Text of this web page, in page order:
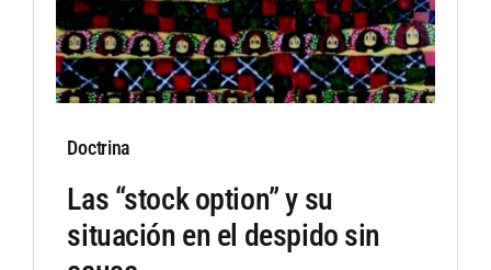
Doctrina
Las “stock option” y su
situación en el despido sin